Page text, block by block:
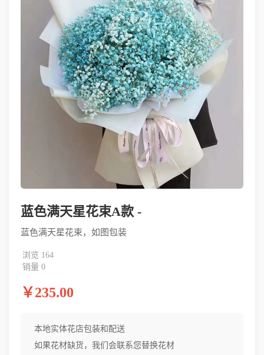
蓝色满天星花束A款 -
蓝色满天星花束，如图包装
浏览 164
销量 0
￥235.00
本地实体花店包装和配送
如果花材缺货，我们会联系您替换花材